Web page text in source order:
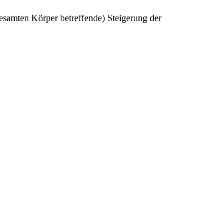
Körper betreffende) Steigerung der